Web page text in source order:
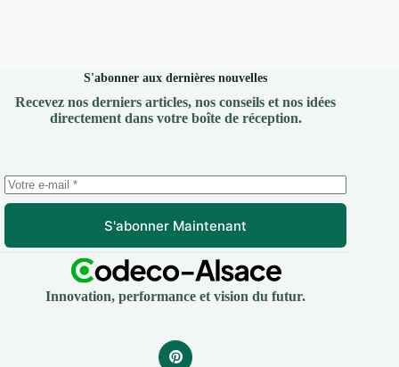
S'abonner aux dernières nouvelles
Recevez nos derniers articles, nos conseils et nos idées
directement dans votre boîte de réception.
S'abonner Maintenant
Innovation, performance et vision du futur.